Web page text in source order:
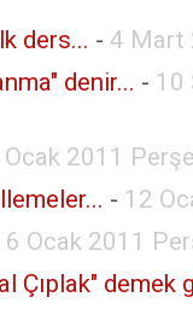
ders... - 4 Mart
denir... - 10
2011
- 12
6 Ocak 2011
Çıplak" demek